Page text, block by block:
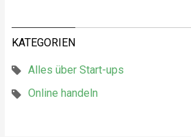
KATEGORIEN
Alles über Start-ups
Online handeln